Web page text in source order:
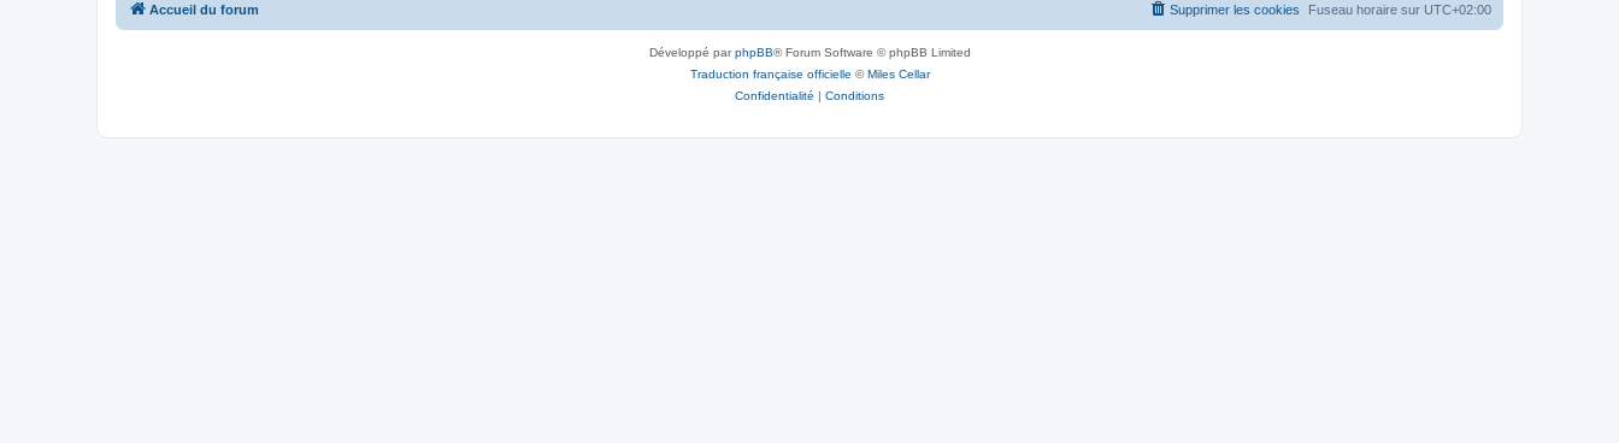
Accueil du forum Fuseau horaire sur UTC+02:00
Supprimer les cookies
Développé parphpBB® Forum Software © phpBB Limited
Traduction française officielle ©Miles Cellar
Confidentialité | Conditions